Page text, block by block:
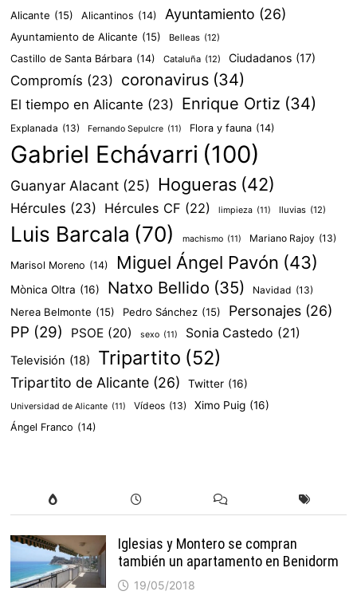
Alicante (15) Alicantinos (14) Ayuntamiento (26)
Ayuntamiento de Alicante (15) Belleas (12)
Castillo de Santa Bárbara (14) Cataluña (12) Ciudadanos (17)
Compromís (23) coronavirus (34)
El tiempo en Alicante (23) Enrique Ortiz (34)
Explanada (13) Fernando Sepulcre (11) Flora y fauna (14)
Gabriel Echávarri (100)
Guanyar Alacant (25) Hogueras (42)
Hércules (23) Hércules CF (22) limpieza (11) lluvias (12)
Luis Barcala (70) machismo (11) Mariano Rajoy (13)
Marisol Moreno (14) Miguel Ángel Pavón (43)
Mònica Oltra (16) Natxo Bellido (35) Navidad (13)
Nerea Belmonte (15) Pedro Sánchez (15) Personajes (26)
PP (29) PSOE (20) sexo (11) Sonia Castedo (21)
Televisión (18) Tripartito (52)
Tripartito de Alicante (26) Twitter (16)
Universidad de Alicante (11) Vídeos (13) Ximo Puig (16)
Ángel Franco (14)
Iglesias y Montero se compran
también un apartamento en Benidorm
19/05/2018